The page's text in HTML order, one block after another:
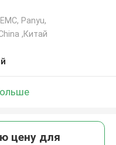
Panyu,
,Китай
цену для